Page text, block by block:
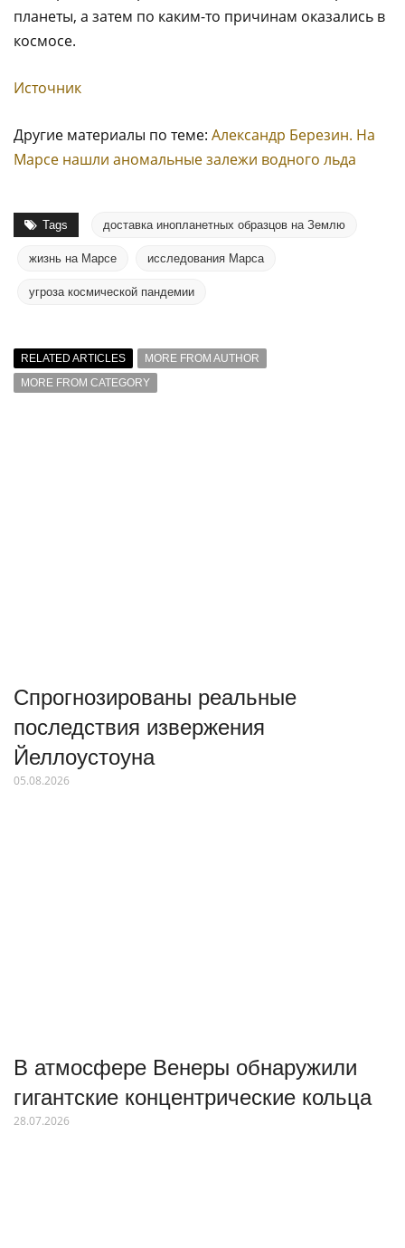
планеты, а затем по каким-то причинам оказались в
космосе.
Источник
Другие материалы по теме: Александр Березин. На
Марсе нашли аномальные залежи водного льда
Tags доставка инопланетных образцов на Землю
жизнь на Марсе исследования Марса
угроза космической пандемии
RELATED ARTICLES
MORE FROM AUTHOR
MORE FROM CATEGORY
Спрогнозированы реальные
последствия извержения
Йеллоустоуна
05.08.2026
В атмосфере Венеры обнаружили
гигантские концентрические кольца
28.07.2026